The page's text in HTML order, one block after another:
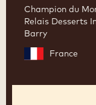
Champion du
Relais Desserts
Barry
France